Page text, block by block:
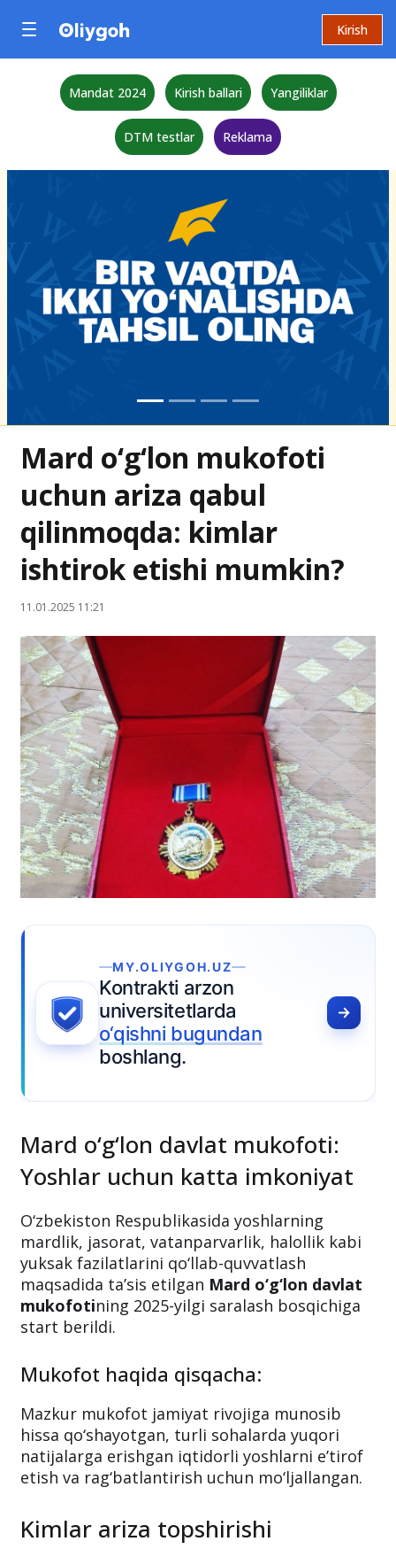
Kirish
Mandat 2024 Kirish ballari Yangiliklar
DTM testlar Reklama
Mard o‘g‘lon mukofoti
uchun ariza qabul
qilinmoqda: kimlar
ishtirok etishi mumkin?
11.01.2025 11:21
Yoshlar uchun katta imkoniyat
O‘zbekiston Respublikasida yoshlarning
mardlik, jasorat, vatanparvarlik, halollik kabi
yuksak fazilatlarini qo‘llab-quvvatlash
mukofotining 2025-yilgi saralash bosqichiga
start berildi.
Mukofot haqida qisqacha:
Mazkur mukofot jamiyat rivojiga munosib
natijalarga erishgan iqtidorli yoshlarni eʼtirof
etish va rag‘batlantirish uchun mo‘ljallangan.